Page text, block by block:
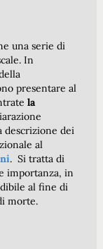
una serie di
In
presentare al
la
descrizione dei
al
. Si tratta di
importanza, in
al fine di
morte.